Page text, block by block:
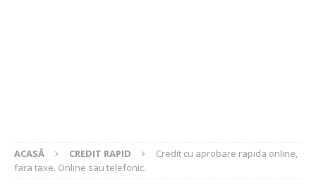
ACASĂ CREDIT RAPID
Credit cu aprobare rapida online,
fara taxe. Online sau telefonic.